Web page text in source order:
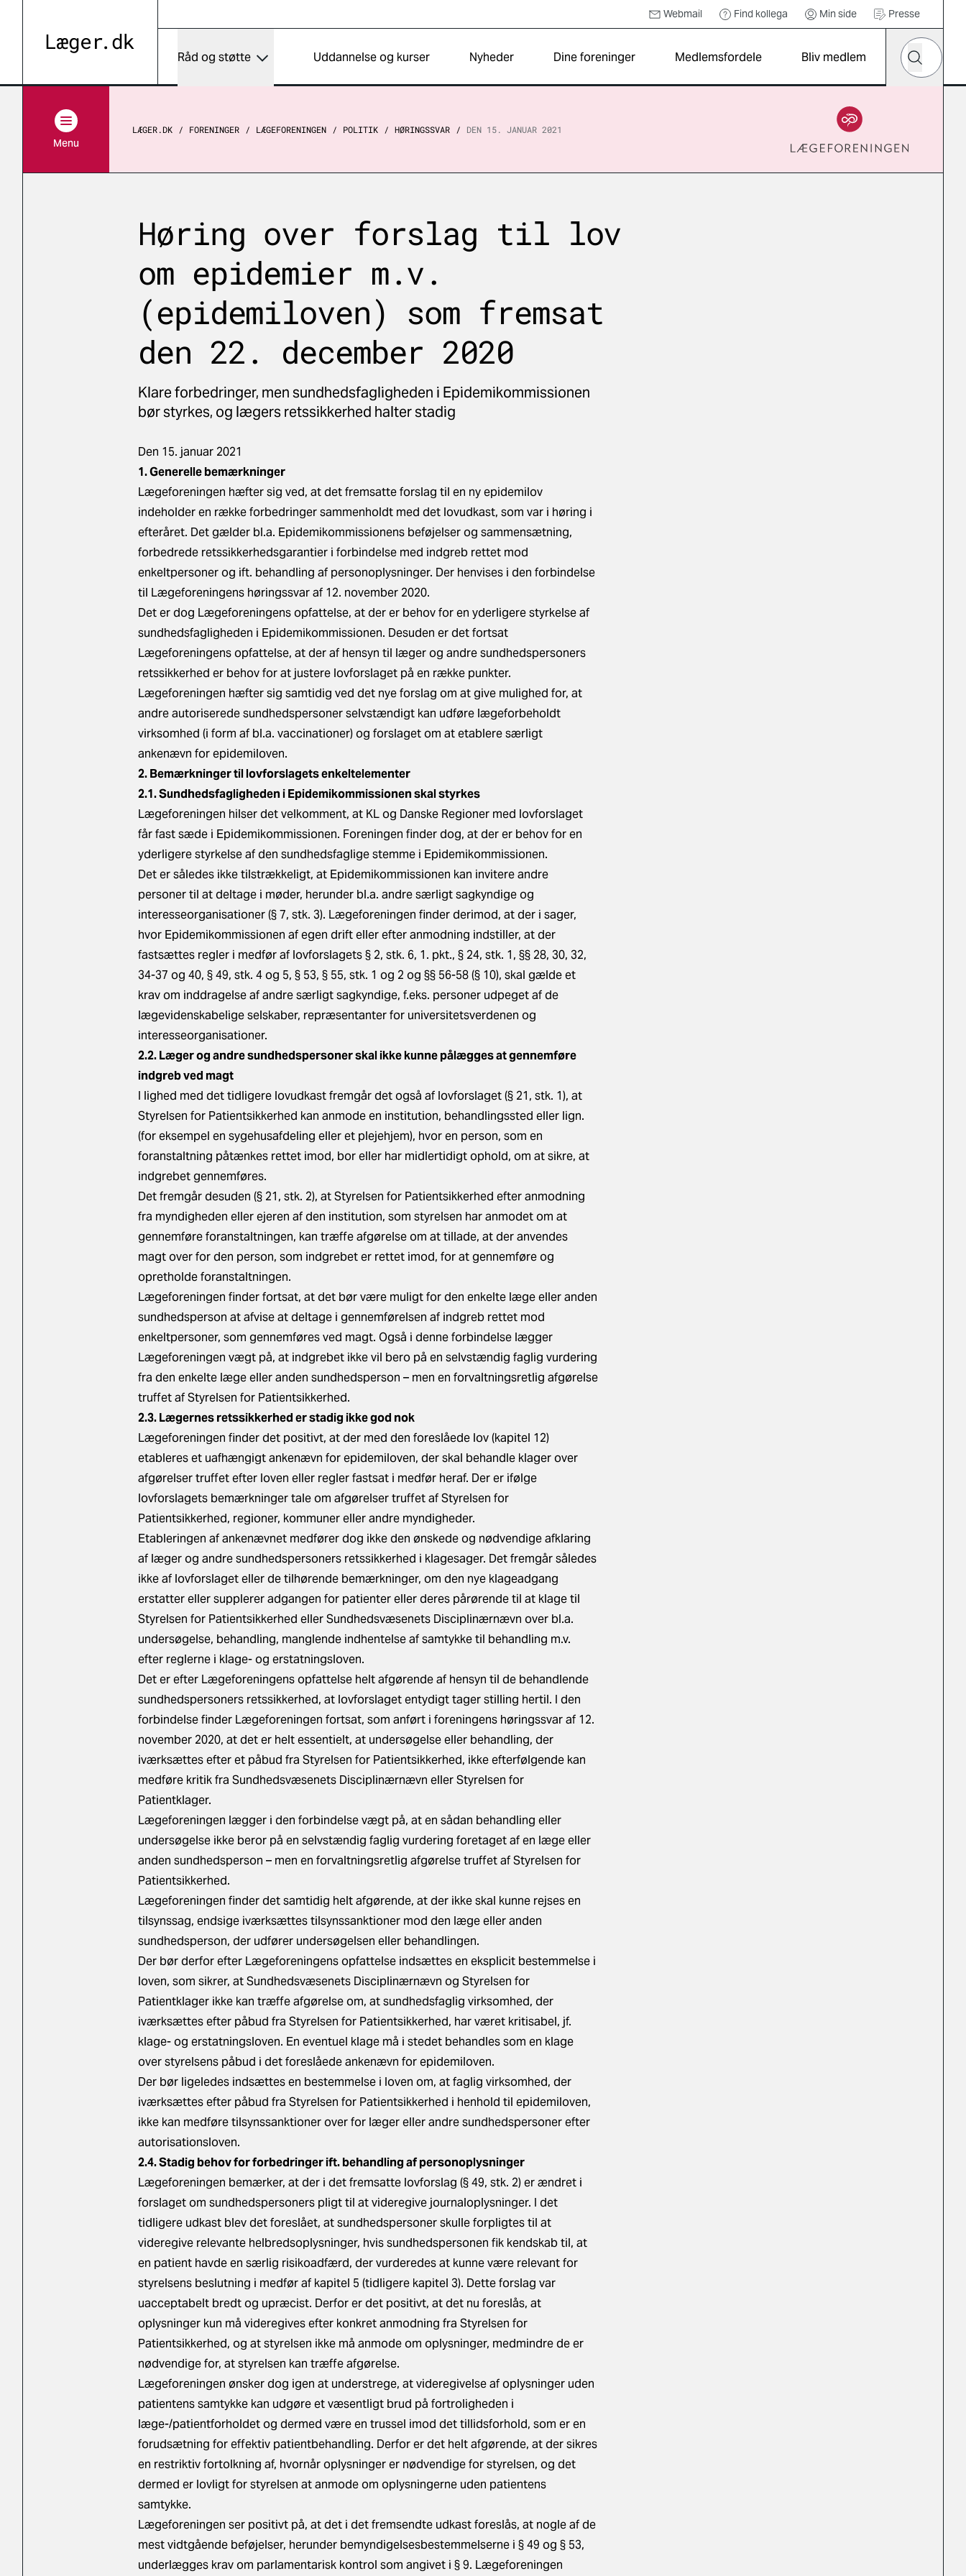
Webmail Find kollega Min side Presse
Råd og støtte Uddannelse og kurser Nyheder Dine foreninger Medlemsfordele Bliv medlem
Hvad leder
Søg
Menu
LÆGER.DK FORENINGER LÆGEFORENINGEN POLITIK HØRINGSSVAR DEN 15. JANUAR 2021
Høring over forslag til lov
om epidemier m.v.
(epidemiloven) som fremsat
den 22. december 2020
Klare forbedringer, men sundhedsfagligheden i Epidemikommissionen
bør styrkes, og lægers retssikkerhed halter stadig
Den 15. januar 2021
1. ​Generelle bemærkninger
Lægeforeningen hæfter sig ved, at det fremsatte forslag til en ny epidemilov
indeholder en række forbedringer sammenholdt med det lovudkast, som var i høring i
efteråret. Det gælder bl.a. Epidemikommissionens beføjelser og sammensætning,
forbedrede retssikkerhedsgarantier i forbindelse med indgreb rettet mod
enkeltpersoner og ift. behandling af personoplysninger. Der henvises i den forbindelse
til Lægeforeningens høringssvar af 12. november 2020.
Det er dog Lægeforeningens opfattelse, at der er behov for en yderligere styrkelse af
sundhedsfagligheden i Epidemikommissionen. Desuden er det fortsat
Lægeforeningens opfattelse, at der af hensyn til læger og andre sundhedspersoners
retssikkerhed er behov for at justere lovforslaget på en række punkter.
Lægeforeningen hæfter sig samtidig ved det nye forslag om at give mulighed for, at
andre autoriserede sundhedspersoner selvstændigt kan udføre lægeforbeholdt
virksomhed (i form af bl.a. vaccinationer) og forslaget om at etablere særligt
ankenævn for epidemiloven.
2. Bemærkninger til lovforslagets enkeltelementer
2.1. Sundhedsfagligheden i Epidemikommissionen skal styrkes
Lægeforeningen hilser det velkomment, at KL og Danske Regioner med lovforslaget
får fast sæde i Epidemikommissionen. Foreningen finder dog, at der er behov for en
yderligere styrkelse af den sundhedsfaglige stemme i Epidemikommissionen.
Det er således ikke tilstrækkeligt, at Epidemikommissionen kan invitere andre
personer til at deltage i møder, herunder bl.a. andre særligt sagkyndige og
interesseorganisationer (§ 7, stk. 3). Lægeforeningen finder derimod, at der i sager,
hvor Epidemikommissionen af egen drift eller efter anmodning indstiller, at der
fastsættes regler i medfør af lovforslagets § 2, stk. 6, 1. pkt., § 24, stk. 1, §§ 28, 30, 32,
34-37 og 40, § 49, stk. 4 og 5, § 53, § 55, stk. 1 og 2 og §§ 56-58 (§ 10), skal gælde et
krav om inddragelse af andre særligt sagkyndige, f.eks. personer udpeget af de
lægevidenskabelige selskaber, repræsentanter for universitetsverdenen og
interesseorganisationer.
2.2. Læger og andre sundhedspersoner skal ikke kunne pålægges at gennemføre
indgreb ved magt
I lighed med det tidligere lovudkast fremgår det også af lovforslaget (§ 21, stk. 1), at
Styrelsen for Patientsikkerhed kan anmode en institution, behandlingssted eller lign.
(for eksempel en sygehusafdeling eller et plejehjem), hvor en person, som en
foranstaltning påtænkes rettet imod, bor eller har midlertidigt ophold, om at sikre, at
indgrebet gennemføres.
Det fremgår desuden (§ 21, stk. 2), at Styrelsen for Patientsikkerhed efter anmodning
fra myndigheden eller ejeren af den institution, som styrelsen har anmodet om at
gennemføre foranstaltningen, kan træffe afgørelse om at tillade, at der anvendes
magt over for den person, som indgrebet er rettet imod, for at gennemføre og
opretholde foranstaltningen.
Lægeforeningen finder fortsat, at det bør være muligt for den enkelte læge eller anden
sundhedsperson at afvise at deltage i gennemførelsen af indgreb rettet mod
enkeltpersoner, som gennemføres ved magt. Også i denne forbindelse lægger
Lægeforeningen vægt på, at indgrebet ikke vil bero på en selvstændig faglig vurdering
fra den enkelte læge eller anden sundhedsperson – men en forvaltningsretlig afgørelse
truffet af Styrelsen for Patientsikkerhed.
2.3. Lægernes retssikkerhed er stadig ikke god nok
Lægeforeningen finder det positivt, at der med den foreslåede lov (kapitel 12)
etableres et uafhængigt ankenævn for epidemiloven, der skal behandle klager over
afgørelser truffet efter loven eller regler fastsat i medfør heraf. Der er ifølge
lovforslagets bemærkninger tale om afgørelser truffet af Styrelsen for
Patientsikkerhed, regioner, kommuner eller andre myndigheder.
Etableringen af ankenævnet medfører dog ikke den ønskede og nødvendige afklaring
af læger og andre sundhedspersoners retssikkerhed i klagesager. Det fremgår således
ikke af lovforslaget eller de tilhørende bemærkninger, om den nye klageadgang
erstatter eller supplerer adgangen for patienter eller deres pårørende til at klage til
Styrelsen for Patientsikkerhed eller Sundhedsvæsenets Disciplinærnævn over bl.a.
undersøgelse, behandling, manglende indhentelse af samtykke til behandling m.v.
efter reglerne i klage- og erstatningsloven.
Det er efter Lægeforeningens opfattelse helt afgørende af hensyn til de behandlende
sundhedspersoners retssikkerhed, at lovforslaget entydigt tager stilling hertil. I den
forbindelse finder Lægeforeningen fortsat, som anført i foreningens høringssvar af 12.
november 2020, at det er helt essentielt, at undersøgelse eller behandling, der
iværksættes efter et påbud fra Styrelsen for Patientsikkerhed, ikke efterfølgende kan
medføre kritik fra Sundhedsvæsenets Disciplinærnævn eller Styrelsen for
Patientklager.
Lægeforeningen lægger i den forbindelse vægt på, at en sådan behandling eller
undersøgelse ikke beror på en selvstændig faglig vurdering foretaget af en læge eller
anden sundhedsperson – men en forvaltningsretlig afgørelse truffet af Styrelsen for
Patientsikkerhed.
Lægeforeningen finder det samtidig helt afgørende, at der ikke skal kunne rejses en
tilsynssag, endsige iværksættes tilsynssanktioner mod den læge eller anden
sundhedsperson, der udfører undersøgelsen eller behandlingen.
Der bør derfor efter Lægeforeningens opfattelse indsættes en eksplicit bestemmelse i
loven, som sikrer, at Sundhedsvæsenets Disciplinærnævn og Styrelsen for
Patientklager ikke kan træffe afgørelse om, at sundhedsfaglig virksomhed, der
iværksættes efter påbud fra Styrelsen for Patientsikkerhed, har været kritisabel, jf.
klage- og erstatningsloven. En eventuel klage må i stedet behandles som en klage
over styrelsens påbud i det foreslåede ankenævn for epidemiloven.
Der bør ligeledes indsættes en bestemmelse i loven om, at faglig virksomhed, der
iværksættes efter påbud fra Styrelsen for Patientsikkerhed i henhold til epidemiloven,
ikke kan medføre tilsynssanktioner over for læger eller andre sundhedspersoner efter
autorisationsloven.
2.4. Stadig behov for forbedringer ift. behandling af personoplysninger
Lægeforeningen bemærker, at der i det fremsatte lovforslag (§ 49, stk. 2) er ændret i
forslaget om sundhedspersoners pligt til at videregive journaloplysninger. I det
tidligere udkast blev det foreslået, at sundhedspersoner skulle forpligtes til at
videregive relevante helbredsoplysninger, hvis sundhedspersonen fik kendskab til, at
en patient havde en særlig risikoadfærd, der vurderedes at kunne være relevant for
styrelsens beslutning i medfør af kapitel 5 (tidligere kapitel 3). Dette forslag var
uacceptabelt bredt og upræcist. Derfor er det positivt, at det nu foreslås, at
oplysninger kun må videregives efter konkret anmodning fra Styrelsen for
Patientsikkerhed, og at styrelsen ikke må anmode om oplysninger, medmindre de er
nødvendige for, at styrelsen kan træffe afgørelse.
Lægeforeningen ønsker dog igen at understrege, at videregivelse af oplysninger uden
patientens samtykke kan udgøre et væsentligt brud på fortroligheden i
læge-/patientforholdet og dermed være en trussel imod det tillidsforhold, som er en
forudsætning for effektiv patientbehandling. Derfor er det helt afgørende, at der sikres
en restriktiv fortolkning af, hvornår oplysninger er nødvendige for styrelsen, og det
dermed er lovligt for styrelsen at anmode om oplysningerne uden patientens
samtykke.
Lægeforeningen ser positivt på, at det i det fremsendte udkast foreslås, at nogle af de
mest vidtgående beføjelser, herunder bemyndigelsesbestemmelserne i § 49 og § 53,
underlægges krav om parlamentarisk kontrol som angivet i § 9. Lægeforeningen